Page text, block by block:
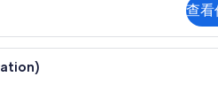
查看
套房 (Collaboration) | 羽